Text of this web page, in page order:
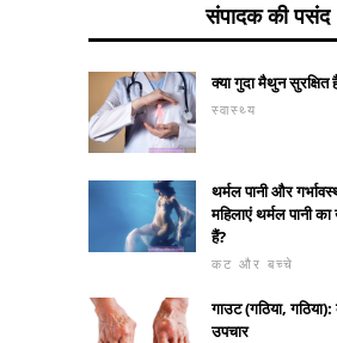
संपादक की पसंद
क्या गुदा मैथुन सुरक्षित
स्वास्थ्य
थर्मल पानी और
महिलाएं थर्मल पानी
हैं?
कट और बच्चे
गाउट (गठिया,
उपचार